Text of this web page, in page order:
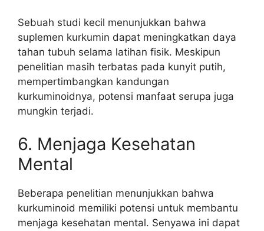
Sebuah studi kecil menunjukkan bahwa
suplemen kurkumin dapat meningkatkan daya
tahan tubuh selama latihan fisik. Meskipun
penelitian masih terbatas pada kunyit putih,
mempertimbangkan kandungan
kurkuminoidnya, potensi manfaat serupa juga
mungkin terjadi.
6. Menjaga Kesehatan
Mental
Beberapa penelitian menunjukkan bahwa
kurkuminoid memiliki potensi untuk membantu
menjaga kesehatan mental. Senyawa ini dapat